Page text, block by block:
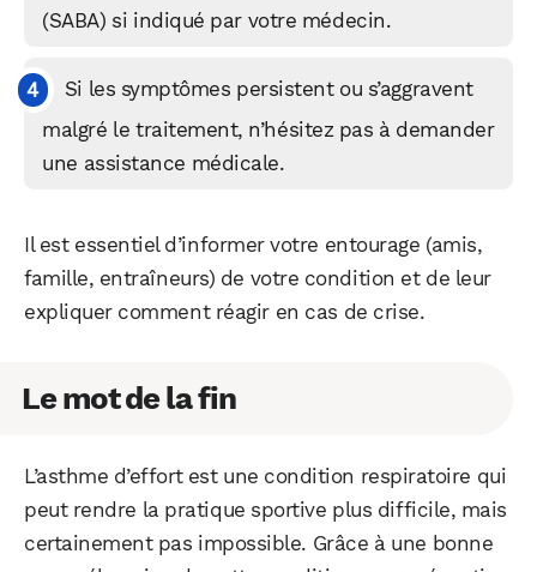
(SABA) si indiqué par votre médecin.
Si les symptômes persistent ou s’aggravent
malgré le traitement, n’hésitez pas à demander
une assistance médicale.
Il est essentiel d’informer votre entourage (amis,
famille, entraîneurs) de votre condition et de leur
expliquer comment réagir en cas de crise.
Le mot de la fin
L’asthme d’effort est une condition respiratoire qui
peut rendre la pratique sportive plus difficile, mais
certainement pas impossible. Grâce à une bonne